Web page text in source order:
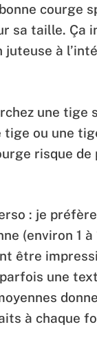
courge
sa taille. Ça
juteuse à
une tige
tige ou une
risque
: je
(environ 1 à
être
une
à chaque